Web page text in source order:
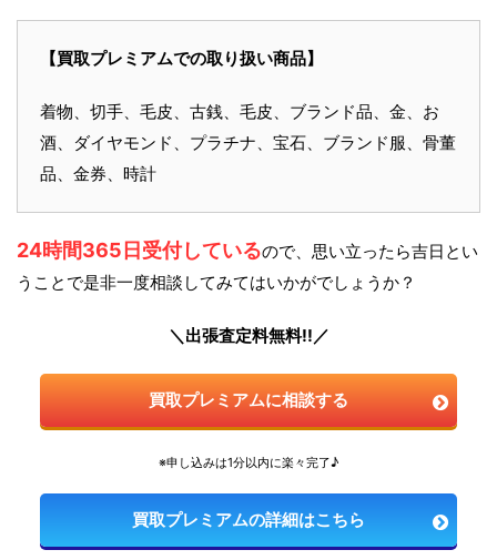
【買取プレミアムでの取り扱い商品】
着物、切手、毛皮、古銭、毛皮、ブランド品、金、お
酒、ダイヤモンド、プラチナ、宝石、ブランド服、骨董
品、金券、時計
24時間365日受付しているので、思い立ったら吉日とい
うことで是非一度相談してみてはいかがでしょうか？
＼出張査定料無料!!／
買取プレミアムに相談する
※申し込みは1分以内に楽々完了♪
買取プレミアムの詳細はこちら